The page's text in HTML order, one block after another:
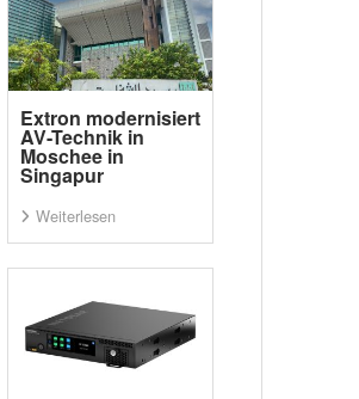
Extron modernisiert
AV-Technik in
Moschee in
Singapur
Weiterlesen